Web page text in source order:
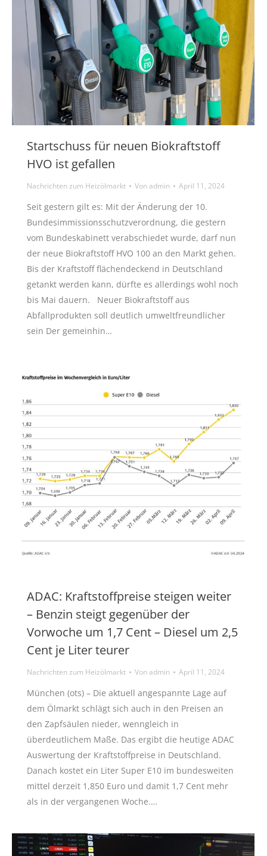
Startschuss für neuen Biokraftstoff
HVO ist gefallen
Nachrichten zum Heizölmarkt Vonadmin April 11, 2024
Seit gestern gilt es: Mit der Änderung der 10.
Bundesimmissionsschutzverordnung, die gestern
vom Bundeskabinett verabschiedet wurde, darf nun
der neue Biokraftstoff HVO 100 an den Markt gehen.
Bis der Kraftstoff flächendeckend in Deutschland
getankt werden kann, dürfte es allerdings wohl noch
bis Mai dauern. Neuer Biokraftstoff aus
Abfallprodukten soll deutlich umweltfreundlicher
sein Der gemeinhin…
ADAC: Kraftstoffpreise steigen weiter
– Benzin steigt gegenüber der
Vorwoche um 1,7 Cent – Diesel um 2,5
Cent je Liter teurer
Nachrichten zum Heizölmarkt Vonadmin April 11, 2024
München (ots) – Die aktuell angespannte Lage auf
dem Ölmarkt schlägt sich auch in den Preisen an
den Zapfsäulen nieder, wenngleich in
überdeutlichem Maße. Das ergibt die heutige ADAC
Auswertung der Kraftstoffpreise in Deutschland.
Danach kostet ein Liter Super E10 im bundesweiten
mittel derzeit 1,850 Euro und damit 1,7 Cent mehr
als in der vergangenen Woche.…